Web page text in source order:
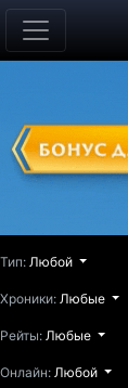
Тип: Любой
Хроники: Любые
Рейты: Любые
Онлайн: Любой